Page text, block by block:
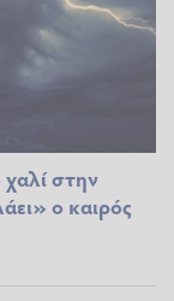
στην
ο καιρός